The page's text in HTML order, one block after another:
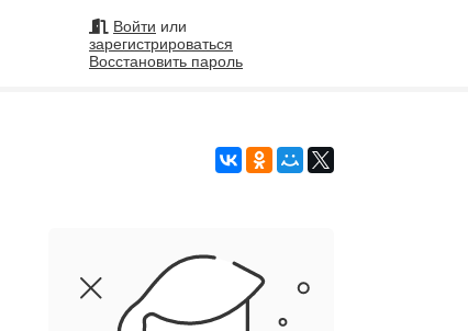
Войти или
зарегистрироваться
Восстановить пароль